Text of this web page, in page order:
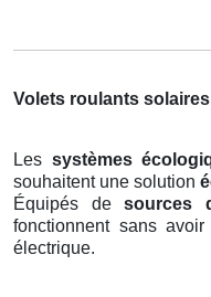
Volets roulants solaires
Les systèmes
souhaitent une solution
Équipés de sources
fonctionnent sans
électrique.